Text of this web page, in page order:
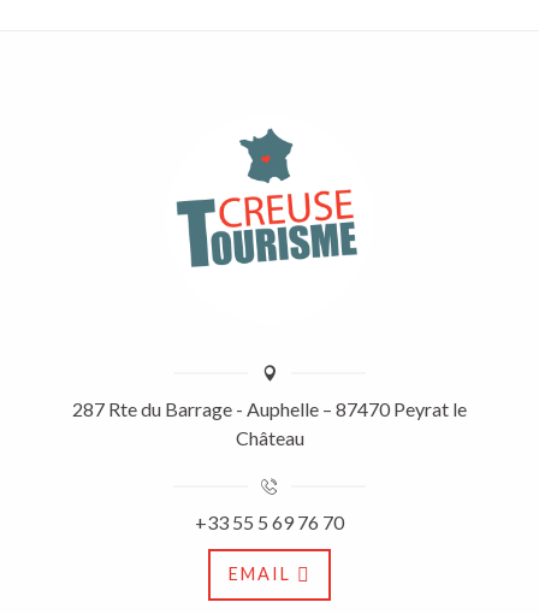
287 Rte du Barrage - Auphelle – 87470 Peyrat le
Château
+33 55 5 69 76 70
EMAIL